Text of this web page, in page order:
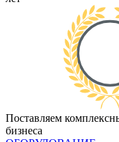
Поставляем
бизнеса